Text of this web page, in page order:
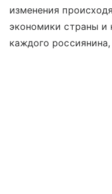
изменения
экономики страны и
каждого